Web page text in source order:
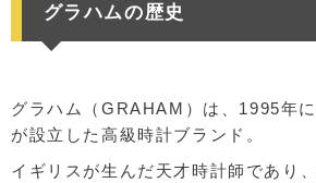
グラハムの歴史
グラハム（GRAHAM）は、1995年
が設立した高級時計ブランド。
イギリスが生んだ天才時計師であり